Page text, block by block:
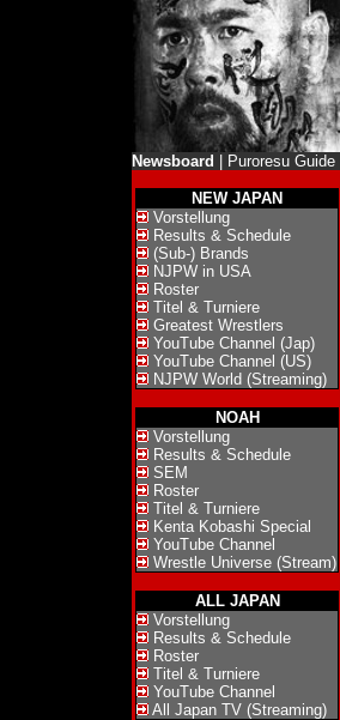
Newsboard Puroresu Guide|
NEW JAPAN
Vorstellung
Results & Schedule
(Sub-) Brands
NJPW in USA
Roster
Titel & Turniere
Greatest Wrestlers
YouTube Channel (Jap)
YouTube Channel (US)
NJPW World (Streaming)
NOAH
Vorstellung
Results & Schedule
SEM
Roster
Titel & Turniere
Kenta Kobashi Special
YouTube Channel
Wrestle Universe (Stream)
ALL JAPAN
Vorstellung
Results & Schedule
Roster
Titel & Turniere
YouTube Channel
All Japan TV (Streaming)